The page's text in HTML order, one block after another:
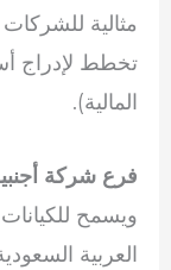
مثالية للشركات
تخطط لإدراج
المالية).
فرع شركة
ويسمح
العربية